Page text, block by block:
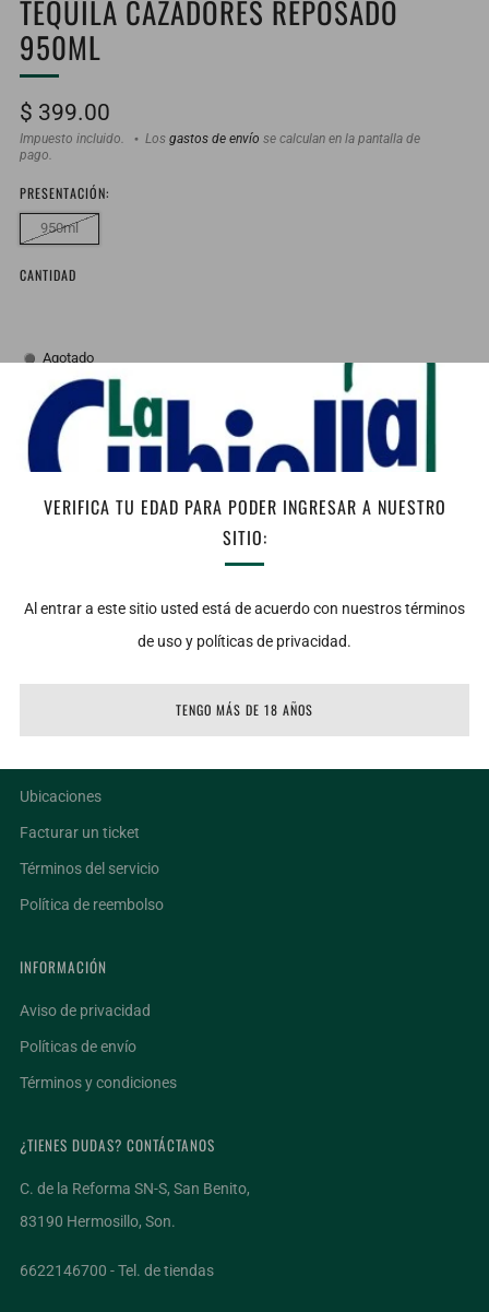
VERIFICA TU EDAD PARA PODER INGRESAR A NUESTRO
SITIO:
Al entrar a este sitio usted está de acuerdo con nuestros términos
de uso y políticas de privacidad.
TENGO MÁS DE 18 AÑOS
TEQUILA CAZADORES REPOSADO
950ML
Precio
habitual
$ 399.00
Impuesto incluido. Los gastos de envío se calculan en la pantalla de
pago.
PRESENTACIÓN:
950ml
CANTIDAD
Agotado
AGOTADO
Facebook
TwitterEmail
Vista:Apariencia brillante y notas doradas
Nariz: Sutiles aromas a madera, vainilla, especias y agave cocido
Boca: Con gusto perfectamente balanceado entre el agave y la
Ubicaciones
Facturar un ticket
Términos del servicio
Política de reembolso
INFORMACIÓN
Aviso de privacidad
Políticas de envío
Términos y condiciones
¿TIENES DUDAS? CONTÁCTANOS
C. de la Reforma SN-S, San Benito,
83190 Hermosillo, Son.
6622146700 - Tel. de tiendas